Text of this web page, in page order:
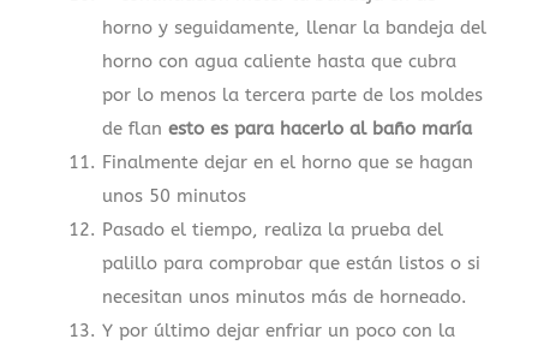
horno y seguidamente, llenar la bandeja del
horno con agua caliente hasta que cubra
por lo menos la tercera parte de los moldes
de flan esto es para hacerlo al baño maría
Finalmente dejar en el horno que se hagan
unos 50 minutos
Pasado el tiempo, realiza la prueba del
palillo para comprobar que están listos o si
necesitan unos minutos más de horneado.
Y por último dejar enfriar un poco con la